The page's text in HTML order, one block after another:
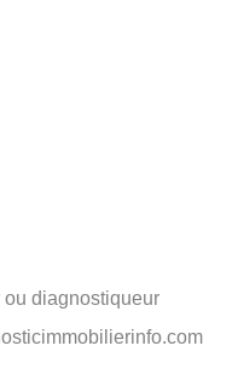
diagnostiqueur